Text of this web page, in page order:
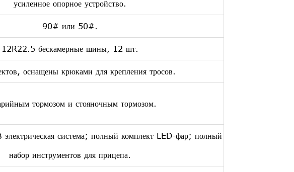
усиленное опорное устройство.
90# или 50#.
12R22.5 бескамерные шины, 12 шт.
оснащены крюками для крепления тросов.
тормозом и стояночным тормозом.
электрическая система; полный комплект LED-фар; полный
набор инструментов для прицепа.